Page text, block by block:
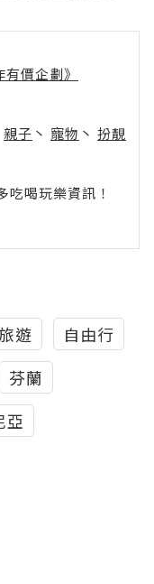
價企劃》
親子 丶 寵物 丶 扮靚
喝玩樂資訊！
遊
自由行
芬蘭
亞